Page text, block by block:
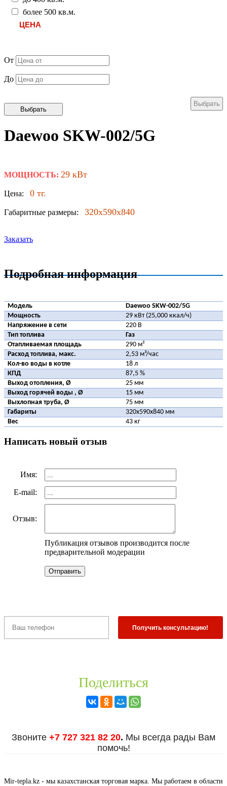
более 500 кв.м.
ЦЕНА
От
До
Daewoo SKW-002/5G
МОЩНОСТЬ: 29 кВт
Цена: 0 тг.
Габаритные размеры: 320х590х840
Заказать
Подробная информация
Модель
Daewoo SKW-002/5G
Мощность
29 кВт (25,000 ккал/ч)
Напряжение в сети
220 В
Тип топлива
Газ
Отапливаемая площадь
290 м²
Расход топлива, макс.
2,53 м³/час
Кол-во воды в котле
18 л
КПД
87,5 %
Выход отопления, Ø
25 мм
Выход горячей воды , Ø
15 мм
Выхлопная труба, Ø
75 мм
Габариты
320х590х840 мм
Вес
43 кг
Написать новый отзыв
Имя:
E-mail:
Отзыв:
Публикация отзывов производится после
предварительной модерации
Поделиться
Звоните +7 727 321 82 20. Мы всегда рады Вам
помочь!
Mir-tepla.kz - мы казахстанская торговая марка. Мы работаем в области